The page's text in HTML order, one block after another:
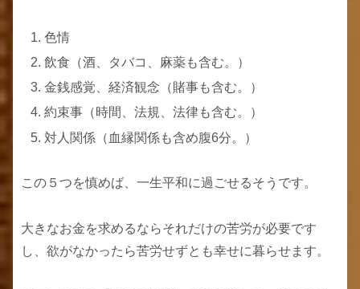
色情
飲食（酒、タバコ、麻薬も含む。）
金銭感覚、経済観念（賭事も含む。）
約束事（時間、法規、法律も含む。）
対人関係（血縁関係も含め腹6分。）
この５つを慎めば、一生平和に過ごせるそうです。
大きなお金を求めるならそれだけの苦労が必要です
し、欲がなかったら苦労せずとも幸せに暮らせます。